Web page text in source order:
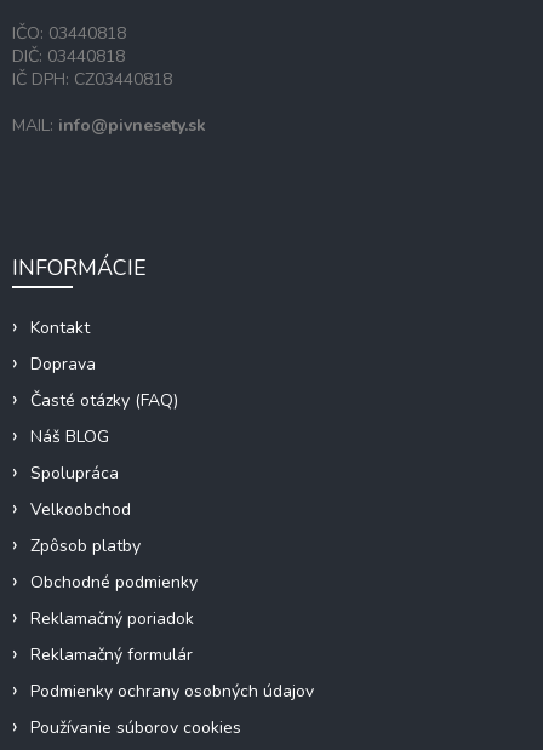
IČO: 03440818
DIČ: 03440818
IČ DPH: CZ03440818
MAIL: info@pivnesety.sk
INFORMÁCIE
Kontakt
Doprava
Časté otázky (FAQ)
Náš BLOG
Spolupráca
Velkoobchod
Zpôsob platby
Obchodné podmienky
Reklamačný poriadok
Reklamačný formulár
Podmienky ochrany osobných údajov
Používanie súborov cookies